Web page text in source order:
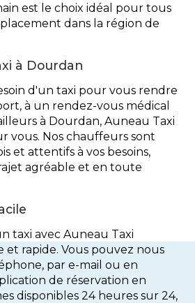
est le choix idéal pour tous
dans la région de
à Dourdan
d'un taxi pour vous rendre
à un rendez-vous médical
à Dourdan, Auneau Taxi
vous. Nos chauffeurs sont
et attentifs à vos besoins,
agréable et en toute
taxi avec Auneau Taxi
et rapide. Vous pouvez nous
par e-mail ou en
de réservation en
disponibles 24 heures sur 24,